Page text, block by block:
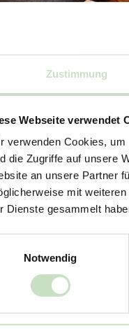
Zustimmung
Webseite verwendet
verwenden Cookies,
die Zugriffe auf unsere
an unsere Partner
mit
Dienste gesammelt
Notwendig
Zwecke
der Steyler Ethik
an SQUAD